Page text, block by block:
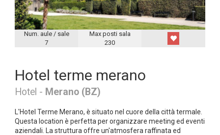
Num. aule / sale
7
Max posti sala
230
Hotel terme merano
Hotel - Merano (BZ)
L'Hotel Terme Merano, è situato nel cuore della città termale.
Questa location è perfetta per organizzare meeting ed eventi
aziendali. La struttura offre un'atmosfera raffinata ed